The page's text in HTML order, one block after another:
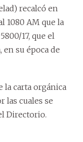
recalcó en
1080 AM que la
17, que el
su época de
la carta orgánica
las cuales se
Directorio.